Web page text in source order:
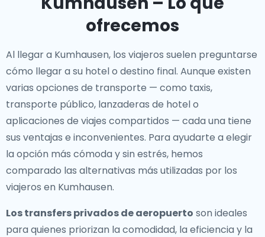
ofrecemos
Al llegar a Kumhausen, los viajeros suelen preguntarse
cómo llegar a su hotel o destino final. Aunque existen
varias opciones de transporte — como taxis,
transporte público, lanzaderas de hotel o
aplicaciones de viajes compartidos — cada una tiene
sus ventajas e inconvenientes. Para ayudarte a elegir
la opción más cómoda y sin estrés, hemos
comparado las alternativas más utilizadas por los
viajeros en Kumhausen.
Los transfers privados de aeropuerto son ideales
para quienes priorizan la comodidad, la eficiencia y la